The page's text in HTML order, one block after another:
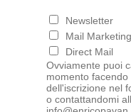
Newsletter
Mail Marketing
Direct Mail
Ovviamente puoi
momento
dell'iscrizione nel
o contattandomi